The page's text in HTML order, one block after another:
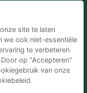
site te laten
we ook niet-essentiële
te verbeteren
op "Accepteren"
van onze